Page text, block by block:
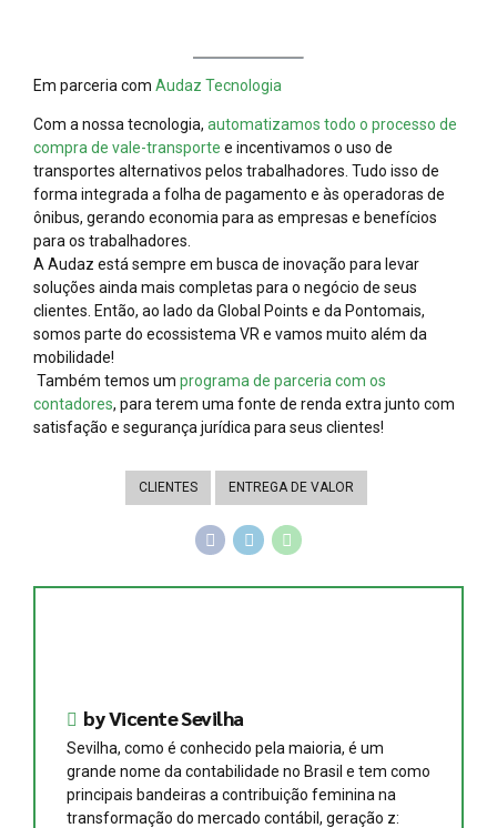
Em parceria com Audaz Tecnologia
Com a nossa tecnologia, automatizamos todo o processo de
compra de vale-transporte e incentivamos o uso de
transportes alternativos pelos trabalhadores. Tudo isso de
forma integrada a folha de pagamento e às operadoras de
ônibus, gerando economia para as empresas e benefícios
para os trabalhadores.
A Audaz está sempre em busca de inovação para levar
soluções ainda mais completas para o negócio de seus
clientes. Então, ao lado da Global Points e da Pontomais,
somos parte do ecossistema VR e vamos muito além da
mobilidade!
Também temos um programa de parceria com os
contadores, para terem uma fonte de renda extra junto com
satisfação e segurança jurídica para seus clientes!
CLIENTES ENTREGA DE VALOR
by Vicente Sevilha
Sevilha, como é conhecido pela maioria, é um
grande nome da contabilidade no Brasil e tem como
principais bandeiras a contribuição feminina na
transformação do mercado contábil, geração z: